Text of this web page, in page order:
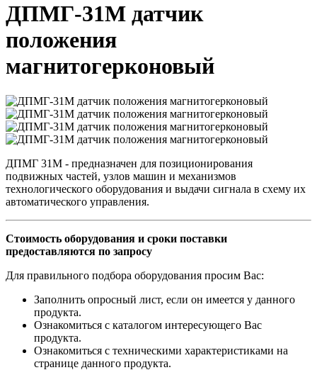
ДПМГ-31М датчик
положения
магнитогерконовый
ДПМГ 31М - предназначен для позиционирования
подвижных частей, узлов машин и механизмов
технологического оборудования и выдачи сигнала в схему их
автоматического управления.
Стоимость оборудования и сроки поставки
предоставляются по запросу
Для правильного подбора оборудования просим Вас:
Заполнить опросный лист, если он имеется у данного
продукта.
Ознакомиться с каталогом интересующего Вас
продукта.
Ознакомиться с техническими характеристиками на
странице данного продукта.